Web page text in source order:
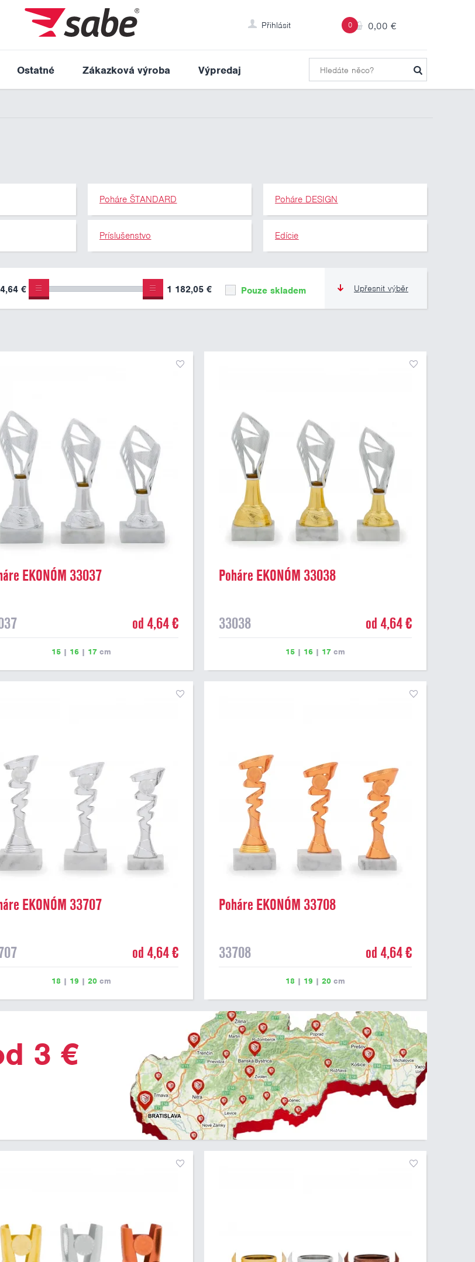
0 0,00 €
Přihlásit
Ostatné Zákazková výroba Výpredaj
Poháre ŠTANDARD Poháre DESIGN
Príslušenstvo Edície
Upřesnit výběr
Pouze skladem
4,64 € 1 182,05 €
EKONÓM 33037
od 4,64 €
15 | 16 | 17 cm
Poháre EKONÓM 33038
33038 od 4,64 €
15| 16| 17cm
EKONÓM 33707
od 4,64 €
18 | 19 |20 cm
Poháre EKONÓM 33708
33708 od 4,64 €
18 | 19 | 20cm
3 €